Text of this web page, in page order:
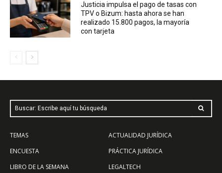
Justicia impulsa el pago de tasas con
TPV o Bizum: hasta ahora se han
realizado 15.800 pagos, la mayoría
con tarjeta
Buscar: Escribe aquí tu búsqueda
TEMAS
ENCUESTA
LIBRO DE LA SEMANA
ACTUALIDAD JURÍDICA
PRÁCTICA JURÍDICA
LEGALTECH